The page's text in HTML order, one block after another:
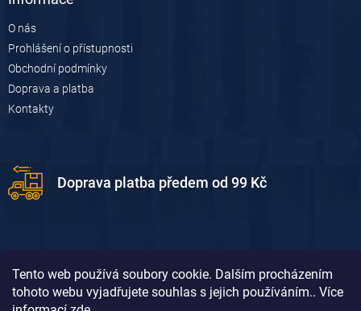
Tento web používá soubory cookie. Dalším procházením
tohoto webu vyjadřujete souhlas s jejich používáním.. Více
O nás
Prohlášení o přístupnosti
Obchodní podmínky
Doprava a platba
Kontakty
Doprava platba předem od 99 Kč